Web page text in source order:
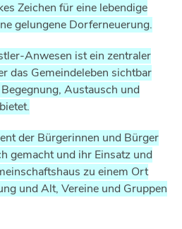
Zeichen für eine lebendige
gelungene Dorferneuerung.
Anwesen ist ein zentraler
das Gemeindeleben sichtbar
Austausch und
der Bürgerinnen und Bürger
gemacht und ihr Einsatz und
zu einem Ort
und Alt, Vereine und Gruppen